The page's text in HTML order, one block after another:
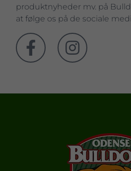
produktnyheder mv. på
at følge os på de sociale